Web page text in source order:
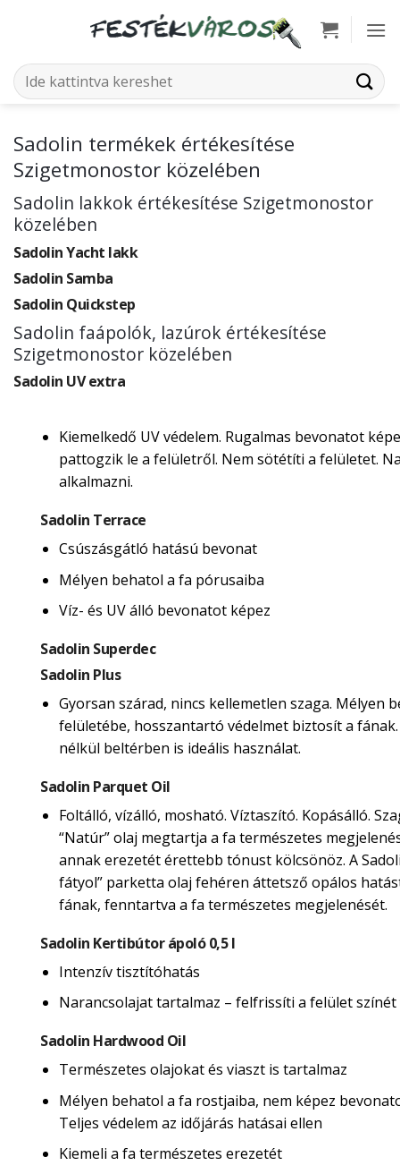
Keresés
a
Sadolin termékek értékesítése
Szigetmonostor közelében
Sadolin lakkok értékesítése Szigetmonostor
közelében
Sadolin Yacht lakk
Sadolin Samba
Sadolin Quickstep
Sadolin faápolók, lazúrok értékesítése
Szigetmonostor közelében
Sadolin UV extra
Kiemelkedő UV védelem. Rugalmas bevonatot
pattogzik le a felületről. Nem sötétíti a felületet.
alkalmazni.
Sadolin Terrace
Csúszásgátló hatású bevonat
Mélyen behatol a fa pórusaiba
Víz- és UV álló bevonatot képez
Sadolin Superdec
Sadolin Plus
Gyorsan szárad, nincs kellemetlen szaga. Mélyen
felületébe, hosszantartó védelmet biztosít a
nélkül beltérben is ideális használat.
Sadolin Parquet Oil
Foltálló, vízálló, mosható. Víztaszító. Kopásálló.
“Natúr” olaj megtartja a fa természetes
annak erezetét érettebb tónust kölcsönöz. A
fátyol” parketta olaj fehéren áttetsző opálos
fának, fenntartva a fa természetes megjelenését.
Sadolin Kertibútor ápoló 0,5 l
Intenzív tisztítóhatás
Narancsolajat tartalmaz – felfrissíti a felület színét
Sadolin Hardwood Oil
Természetes olajokat és viaszt is tartalmaz
Mélyen behatol a fa rostjaiba, nem képez
Teljes védelem az időjárás hatásai ellen
Kiemeli a fa természetes erezetét